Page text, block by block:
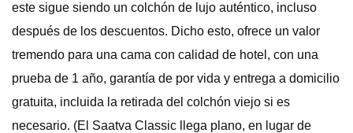
este sigue siendo un colchón de lujo auténtico, incluso
después de los descuentos. Dicho esto, ofrece un valor
tremendo para una cama con calidad de hotel, con una
prueba de 1 año, garantía de por vida y entrega a domicilio
gratuita, incluida la retirada del colchón viejo si es
necesario. (El Saatva Classic llega plano, en lugar de